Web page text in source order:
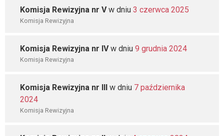
Komisja Rewizyjna nr Vw dniu 3 czerwca 2025
Komisja Rewizyjna
Komisja Rewizyjna nr IVw dniu 9 grudnia 2024
Komisja Rewizyjna
Komisja Rewizyjna nr III w dniu 7 października
2024
Komisja Rewizyjna